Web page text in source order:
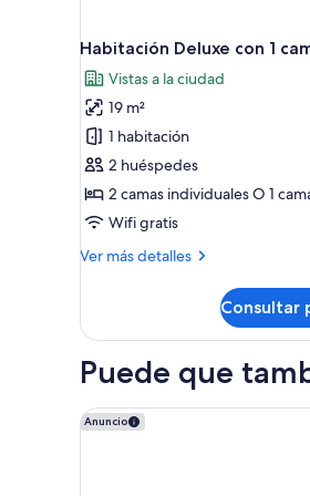
Habitación Deluxe con 1
Vistas a la ciudad
19 m²
1 habitación
2 huéspedes
2 camas individuales O 1
Wifi gratis
Ver más detalles
Más
Deluxe
doble
o
Consultar
Puede que
Anuncio
Only YOU Hotel Sevilla